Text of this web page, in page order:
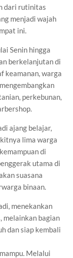
dari rutinitas
menjadi wajah
ini.
Senin hingga
berkelanjutan di
keamanan, warga
perkebunan,
ajang belajar,
lima warga
di
utama di
suasana
binaan.
menekankan
melainkan bagian
dan siap kembali
Melalui